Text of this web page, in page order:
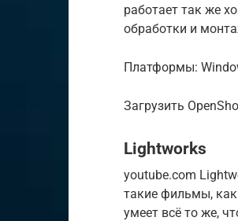
работает так же
обработки и
Платформы:
Загрузить
Lightworks
youtube.com
такие фильмы, как
умеет всё то же,